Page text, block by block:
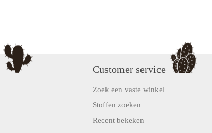
Customer service
Zoek een vaste winkel
Stoffen zoeken
Recent bekeken